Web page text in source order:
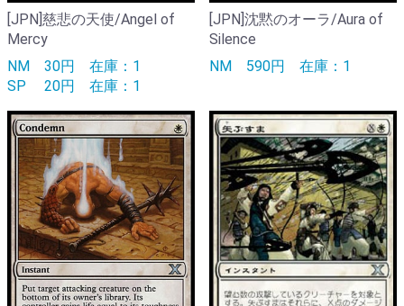
[JPN]慈悲の天使/Angel of
Mercy
NM 30円 在庫：1
SP
20円 在庫：1
[JPN]沈黙のオーラ/Aura of
Silence
NM 590円 在庫：1